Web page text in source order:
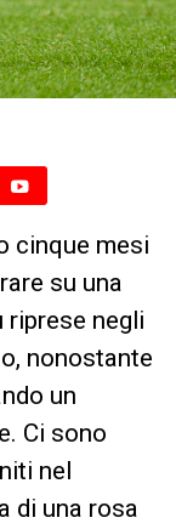
cinque mesi
su una
riprese negli
nonostante
un
Ci sono
nel
di una rosa